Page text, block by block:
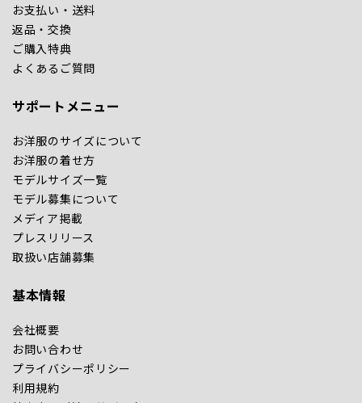
お支払い・送料
返品・交換
ご購入特典
よくあるご質問
サポートメニュー
お洋服のサイズについて
お洋服の着せ方
モデルサイズ一覧
モデル募集について
メディア掲載
プレスリリース
取扱い店舗募集
基本情報
会社概要
お問い合わせ
プライバシーポリシー
利用規約